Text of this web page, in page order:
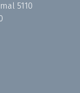
5110